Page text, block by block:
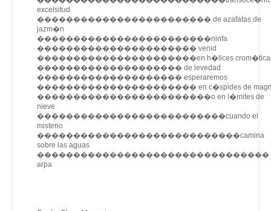
excelsitud
������������������������ de azafatas de
jazm�n
������������������������ninfa
���������������������� venid
����������������������en h�lices
�������������������� de levedad
�������������������� esperaremos
���������������������� en c�spides de
������������������������o en l�mites de
nieve
��������������������������cuando el
misterio
����������������������������camina
sobre las aguas
��������������������������������
arpa